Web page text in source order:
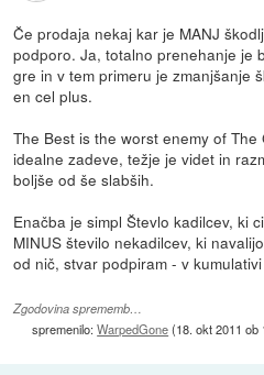
Če prodaja nekaj kar je MANJ
podporo. Ja, totalno prenehanje je
gre in v tem primeru je zmanjšanje
en cel plus.
The Best is the worst enemy of
idealne zadeve, težje je videt in
boljše od še slabših.
Enačba je simpl Števlo kadilcev, ki
MINUS število nekadilcev, ki
od nič, stvar podpiram - v
Zgodovina sprememb…
spremenilo:WarpedGone(18. okt 2011 ob